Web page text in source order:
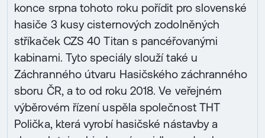
konce srpna tohoto roku pořídit pro slovenské
hasiče 3 kusy cisternových zodolněných
stříkaček CZS 40 Titan s pancéřovanými
kabinami. Tyto speciály slouží také u
Záchranného útvaru Hasičského záchranného
sboru ČR, a to od roku 2018. Ve veřejném
výběrovém řízení uspěla společnost THT
Polička, která vyrobí hasičské nástavby a